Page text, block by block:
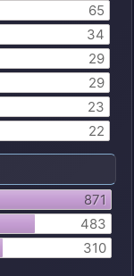
65
34
29
29
23
22
871
483
310